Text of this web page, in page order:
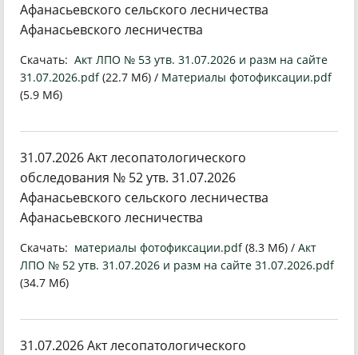
Афанасьевского сельского лесничества
Афанасьевского лесничества
Скачать: Акт ЛПО № 53 утв. 31.07.2026 и разм на сайте
31.07.2026.pdf(22.7 Мб) / Материалы фотофиксации.pdf
(5.9 Мб)
31.07.2026 Акт лесопатологического
обследования № 52 утв. 31.07.2026
Афанасьевского сельского лесничества
Афанасьевского лесничества
Скачать: материалы фотофиксации.pdf(8.3 Мб) / Акт
ЛПО № 52 утв. 31.07.2026 и разм на сайте 31.07.2026.pdf
(34.7 Мб)
31.07.2026 Акт лесопатологического